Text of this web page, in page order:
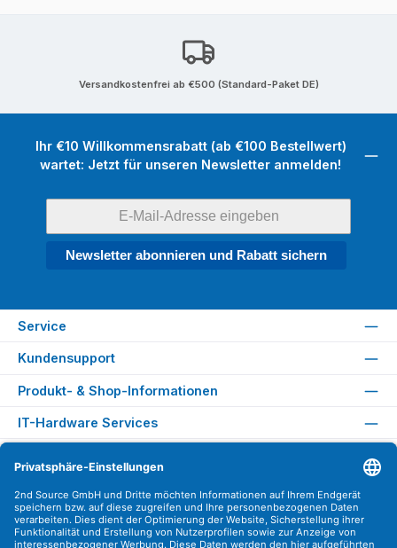
Versandkostenfrei ab €500 (Standard-Paket DE)
Ihr €10 Willkommensrabatt (ab €100 Bestellwert)
wartet: Jetzt für unseren Newsletter anmelden!
Newsletter abonnieren und Rabatt sichern
Service
Kundensupport
Produkt- & Shop-Informationen
IT-Hardware Services
Versandarten
Zahlungsarten